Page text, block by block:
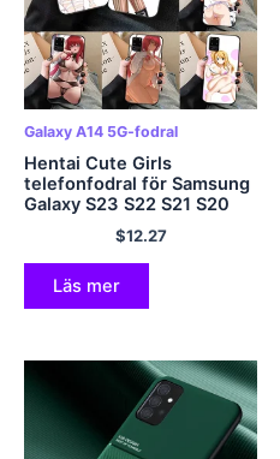
Galaxy A14 5G-fodral
Hentai Cute Girls
telefonfodral för Samsung
Galaxy S23 S22 S21 S20
Plus Ultra F14 F54 M14
M54 M53 Note20 Mjukt
svart telefonskal
$12.27
Läs mer